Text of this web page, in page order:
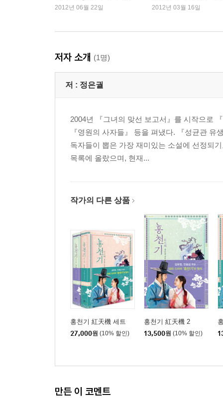
대’ 100위내 스님 저서가 7
2012년 06월 22일
게 원하는 것을 얻는가
2012년 03월 16일
저자 소개 (1명)
저 : 정은궐
2004년 『그녀의 맞선 보고서』를 시작으로
『영원의 사자들』 등을 펴냈다. 『성균관
독자들이 뽑은 가장 재미있는 소설에 선정되
목록에 올랐으며, 현재...
작가의 다른 상품
홍천기 紅天機 세트
27,000원 (10% 할인)
홍천기 紅天機 2
13,500원 (10% 할인)
만든 이 코멘트